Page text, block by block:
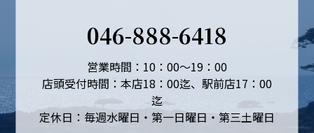
046-888-6418
営業時間：10：00～19：00
店頭受付時間：本店18：00迄、駅前店17：00
迄
定休日：毎週水曜日・第一日曜日・第三土曜日